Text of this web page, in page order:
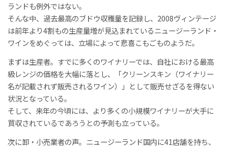
ランドも例外ではない。
そんな中、過去最高のブドウ収穫量を記録し、2008ヴィンテージ
は前年より4割もの生産量増が見込まれているニュージーランド・
ワインをめぐっては、立場によって悲喜こもごものようだ。
まずは生産者。すでに多くのワイナリーでは、自社における最高
級レンジの価格を大幅に落とし、「クリーンスキン（ワイナリー
名が記載されず販売されるワイン）」として販売せざるを得ない
状況となっている。
そして、来年の今頃には、より多くの小規模ワイナリーが大手に
買収されているであろうとの予測も立っている。
次に卸・小売業者の声。ニュージーランド国内に41店舗を持ち、